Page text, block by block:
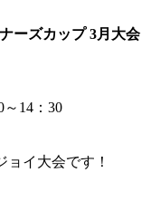
ーズカップ 3月大会
14：30
イ大会です！